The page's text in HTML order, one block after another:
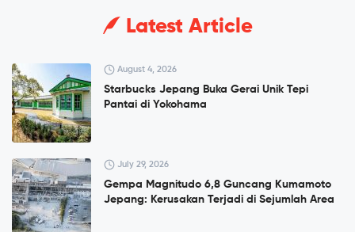
Latest Article
August 4, 2026
Starbucks Jepang Buka Gerai Unik Tepi
Pantai di Yokohama
July 29, 2026
Gempa Magnitudo 6,8 Guncang Kumamoto
Jepang: Kerusakan Terjadi di Sejumlah Area